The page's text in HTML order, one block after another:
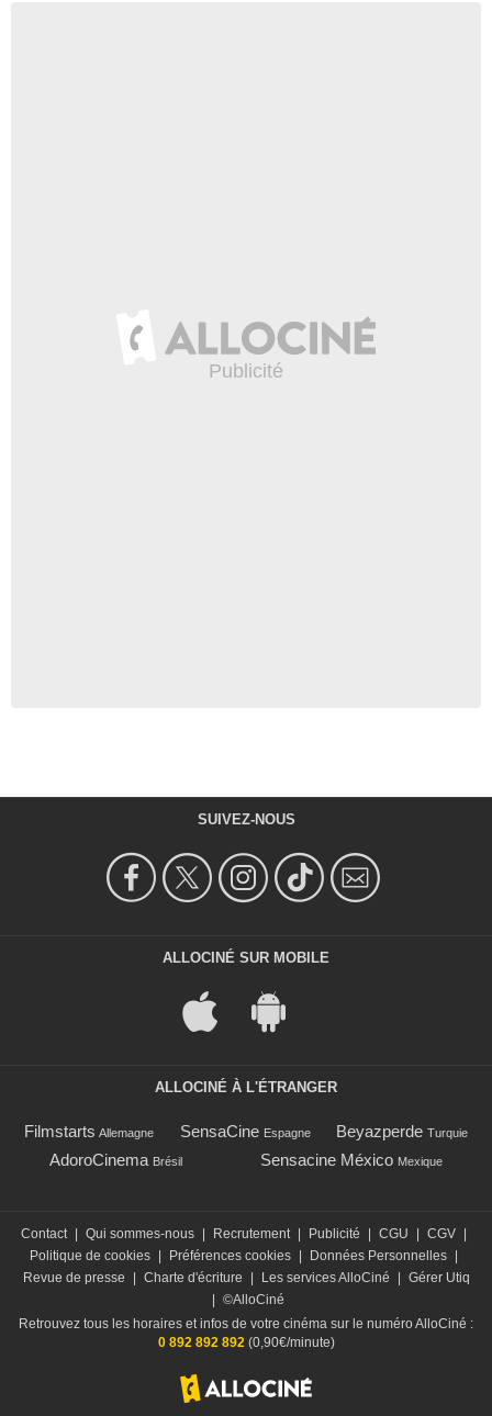
SUIVEZ-NOUS
ALLOCINÉ SUR MOBILE
ALLOCINÉ À L'ÉTRANGER
Filmstarts Allemagne SensaCine Espagne Beyazperde Turquie
AdoroCinema Brésil Sensacine México Mexique
Contact Qui sommes-nous Recrutement Publicité CGU CGV
Politique de cookies
Préférences cookies Données Personnelles
Revue de presse
Charte d'écriture Les services AlloCiné
Gérer Utiq
©AlloCiné
Retrouvez tous les horaires et infos de votre cinéma sur le numéro AlloCiné :
0 892 892 892(0,90€/minute)